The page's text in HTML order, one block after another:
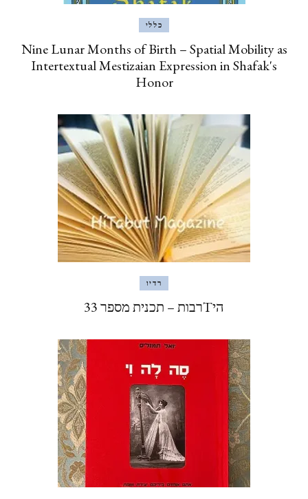
כללי
Nine Lunar Months of Birth – Spatial Mobility as
Intertextual Mestizaian Expression in Shafak's
Honor
רדיו
היTרבות – תכנית מספר 33